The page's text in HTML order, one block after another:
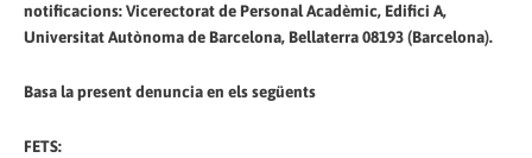
notificacions: Vicerectorat de Personal Acadèmic, Edifici A,
Universitat Autònoma de Barcelona, Bellaterra 08193 (Barcelona).
Basa la present denuncia en els següents
FETS: